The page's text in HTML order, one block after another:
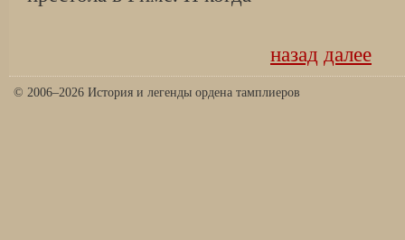
назад далее
© 2006–2026 История и легенды ордена тамплиеров